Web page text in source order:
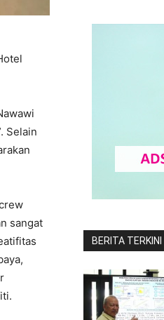
Selain
sangat
BERITA TERKINI